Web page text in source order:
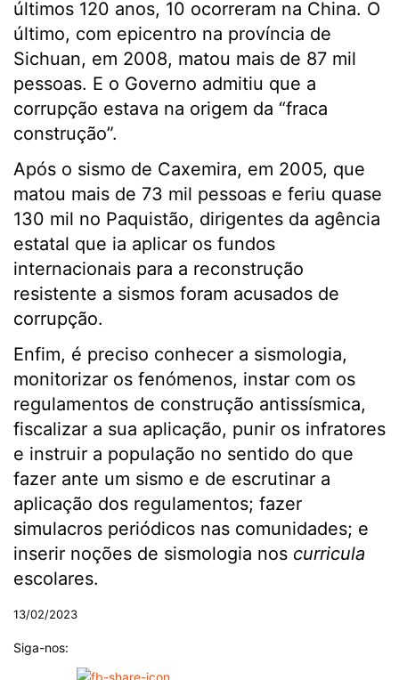
últimos 120 anos, 10 ocorreram na China. O
último, com epicentro na província de
Sichuan, em 2008, matou mais de 87 mil
pessoas. E o Governo admitiu que a
corrupção estava na origem da “fraca
construção”.
Após o sismo de Caxemira, em 2005, que
matou mais de 73 mil pessoas e feriu quase
130 mil no Paquistão, dirigentes da agência
estatal que ia aplicar os fundos
internacionais para a reconstrução
resistente a sismos foram acusados de
corrupção.
Enfim, é preciso conhecer a sismologia,
monitorizar os fenómenos, instar com os
regulamentos de construção antissísmica,
fiscalizar a sua aplicação, punir os infratores
e instruir a população no sentido do que
fazer ante um sismo e de escrutinar a
aplicação dos regulamentos; fazer
simulacros periódicos nas comunidades; e
inserir noções de sismologia nos curricula
escolares.
13/02/2023
Siga-nos: